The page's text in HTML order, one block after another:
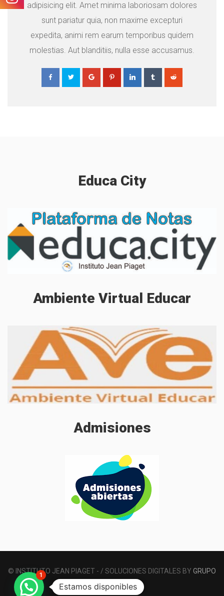
adipisicing elit. Amet minima laboriosam dolores
sunt pariatur quia, non maxime excepturi
expedita, animi rem earum temporibus quidem
molestias. Aut blanditiis, nulla esse accusamus.
Educa City
Ambiente Virtual Educar
Admisiones
© INSTITUTO JEAN PIAGET - / SOLUCIONES DIGITALES BY GRUPO
NEKTEL SAS
Estamos disponibles
1